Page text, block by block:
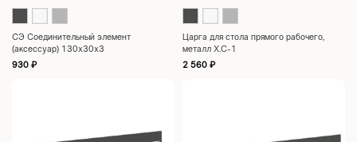
СЭ Соединительный элемент
(аксессуар) 130x30x3
930 ₽
Царга для стола прямого рабочего,
металл X.C-1
2 560 ₽